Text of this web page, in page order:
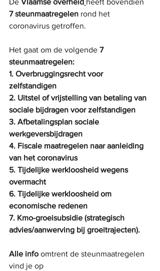
7 steunmaatregelen rond het
coronavirus getroffen.
Het gaat om de volgende 7
steunmaatregelen:
1. Overbruggingsrecht voor
zelfstandigen
2. Uitstel of vrijstelling van betaling van
sociale bijdragen voor zelfstandigen
3. Afbetalingsplan sociale
werkgeversbijdragen
4. Fiscale maatregelen naar aanleiding
van het coronavirus
5. Tijdelijke werkloosheid wegens
overmacht
6. Tijdelijke werkloosheid om
economische redenen
7. Kmo-groeisubsidie (strategisch
advies/aanwerving bij groeitrajecten).
Alle info omtrent de steunmaatregelen
vind je op